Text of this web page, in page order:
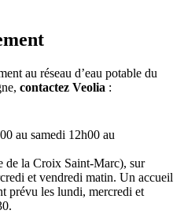
au réseau d’eau potable du
contactez Veolia :
au samedi 12h00 au
de la Croix Saint-Marc), sur
et vendredi matin. Un accueil
prévu les lundi, mercredi et